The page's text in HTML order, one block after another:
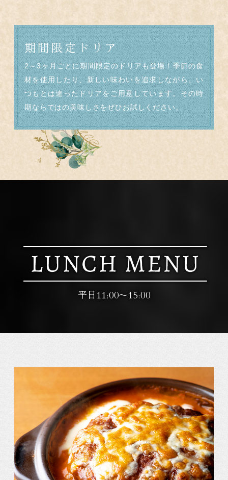
期間限定ドリア
2～3ヶ月ごとに期間限定のドリアも登場！季節の食
材を使用したり、新しい味わいを追求しながら、い
つもとは違ったドリアをご用意しています。その時
期ならではの美味しさをぜひお試しください。
平日11:00～15:00